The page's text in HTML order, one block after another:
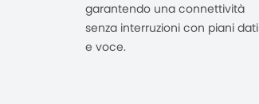
garantendo una connettività
senza interruzioni con piani dati
e voce.